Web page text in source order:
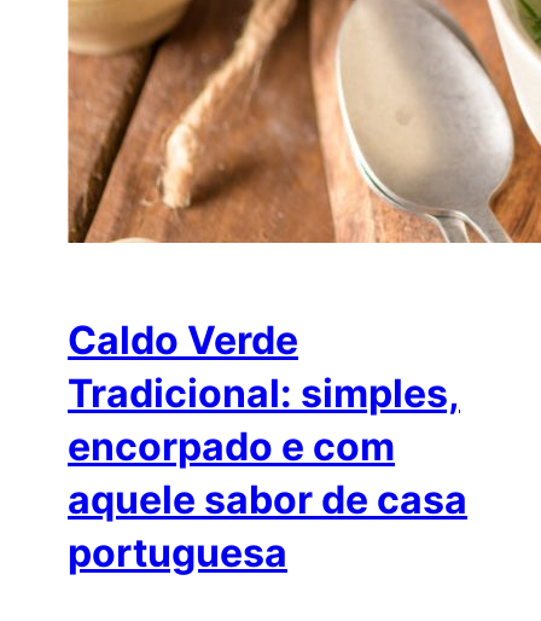
Caldo Verde
Tradicional: simples,
encorpado e com
aquele sabor de casa
portuguesa